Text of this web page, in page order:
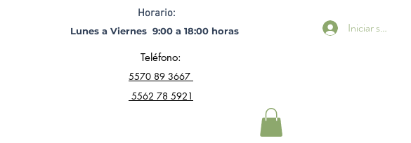
Iniciar sesión
Horario:
Lunes a Viernes 9:00 a 18:00 horas ​
Teléfono:
5570 89 3667
5562 78 5921